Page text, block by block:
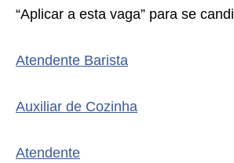
“Aplicar a esta vaga” para se
Atendente Barista
Auxiliar de Cozinha
Atendente